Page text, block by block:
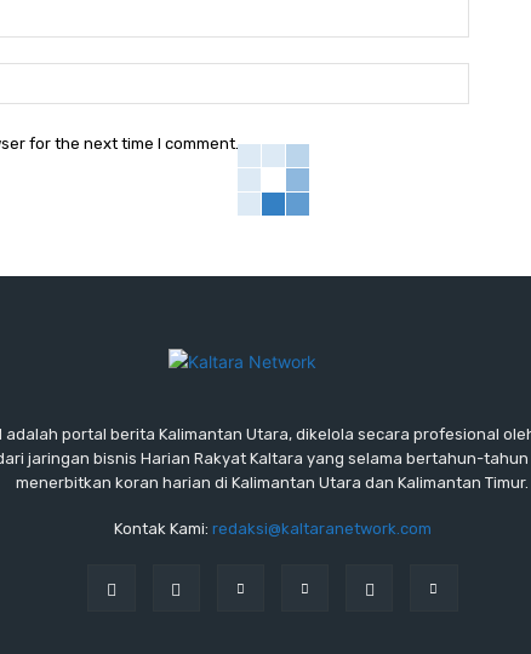
for the next time I comment.
adalah portal berita Kalimantan Utara, dikelola secara profesional
jaringan bisnis Harian Rakyat Kaltara yang selama bertahun-
menerbitkan koran harian di Kalimantan Utara dan Kalimantan Timur.
Kontak Kami: redaksi@kaltaranetwork.com